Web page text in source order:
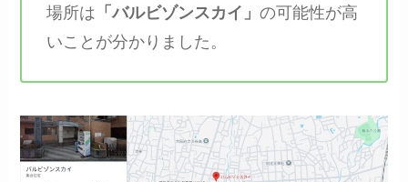
場所は 「バルビゾンスカイ」の可能性が高
いことが分かりました。